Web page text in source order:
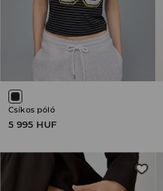
Csíkos póló
5 995 HUF